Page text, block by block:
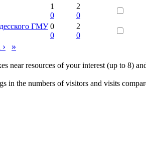
1
0
2
0
ГМУ 0
0
2
0
› »
near resources of your interest (up to 8)
in the numbers of visitors and visits